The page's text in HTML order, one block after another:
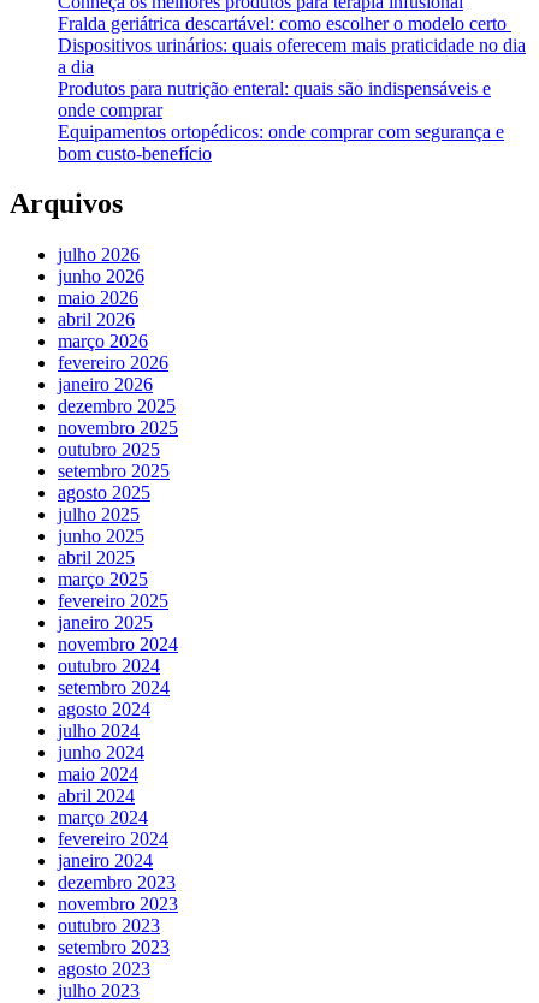
Fralda geriátrica descartável: como escolher o modelo certo
Dispositivos urinários: quais oferecem mais praticidade no dia
a dia
Produtos para nutrição enteral: quais são indispensáveis e
onde comprar
Equipamentos ortopédicos: onde comprar com segurança e
bom custo-benefício
Arquivos
julho 2026
junho 2026
maio 2026
abril 2026
março 2026
fevereiro 2026
janeiro 2026
dezembro 2025
novembro 2025
outubro 2025
setembro 2025
agosto 2025
julho 2025
junho 2025
abril 2025
março 2025
fevereiro 2025
janeiro 2025
novembro 2024
outubro 2024
setembro 2024
agosto 2024
julho 2024
junho 2024
maio 2024
abril 2024
março 2024
fevereiro 2024
janeiro 2024
dezembro 2023
novembro 2023
outubro 2023
setembro 2023
agosto 2023
julho 2023